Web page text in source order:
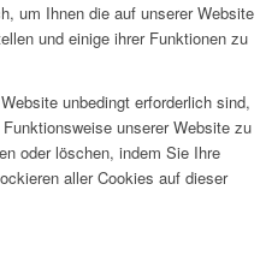
um Ihnen die auf unserer Website
und einige ihrer Funktionen zu
unbedingt erforderlich sind,
unserer Website zu
oder löschen, indem Sie Ihre
aller Cookies auf dieser